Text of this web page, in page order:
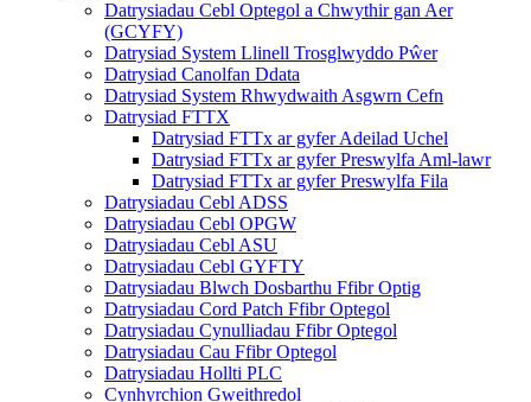
Datrysiadau Cebl Optegol a Chwythir gan Aer
(GCYFY)
Datrysiad System Llinell Trosglwyddo Pŵer
Datrysiad Canolfan Ddata
Datrysiad System Rhwydwaith Asgwrn Cefn
Datrysiad FTTX
Datrysiad FTTx ar gyfer Adeilad Uchel
Datrysiad FTTx ar gyfer Preswylfa Aml-lawr
Datrysiad FTTx ar gyfer Preswylfa Fila
Datrysiadau Cebl ADSS
Datrysiadau Cebl OPGW
Datrysiadau Cebl ASU
Datrysiadau Cebl GYFTY
Datrysiadau Blwch Dosbarthu Ffibr Optig
Datrysiadau Cord Patch Ffibr Optegol
Datrysiadau Cynulliadau Ffibr Optegol
Datrysiadau Cau Ffibr Optegol
Datrysiadau Hollti PLC
Cynhyrchion Gweithredol